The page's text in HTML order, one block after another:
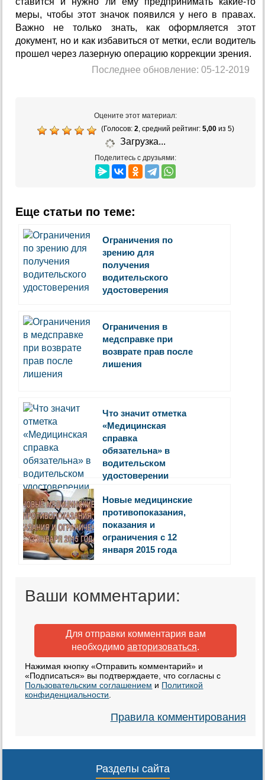
меры, чтобы этот значок появился у него в правах.
Важно не только знать, как оформляется этот
документ, но и как избавиться от метки, если водитель
прошел через лазерную операцию коррекции зрения.
Последнее обновление: 05-12-2019
Оцените этот материал:
(Голосов: 2 , средний рейтинг: 5,00из 5)
Загрузка...
Поделитесь с друзьями:
Еще статьи по теме:
Ограничения по
зрению для
получения
водительского
удостоверения
Ограничения в
медсправке при
возврате прав после
лишения
Что значит отметка
«Медицинская
справка
обязательна» в
водительском
удостоверении
Новые медицинские
противопоказания,
показания и
ограничения с 12
января 2015 года
Ваши комментарии:
Для отправки комментария вам
необходимо авторизоваться.
Нажимая кнопку «Отправить комментарий» и
«Подписаться» вы подтверждаете, что согласны с
Пользовательским соглашением и Политикой
конфиденциальности
Правила комментирования
Разделы сайта